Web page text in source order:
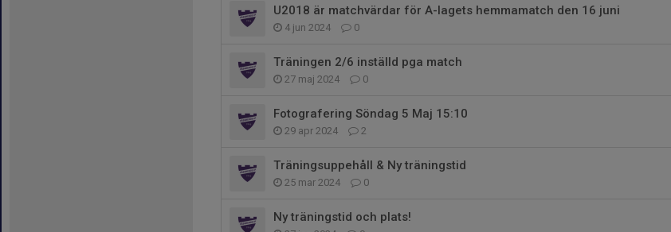
U2018 är matchvärdar för A-lagets hemmamatch den 16 juni
4 jun 2024 0
Träningen 2/6 inställd pga match
27 maj 2024 0
Fotografering Söndag 5 Maj 15:10
29 apr 2024 2
Träningsuppehåll & Ny träningstid
25 mar 2024 0
Ny träningstid och plats!